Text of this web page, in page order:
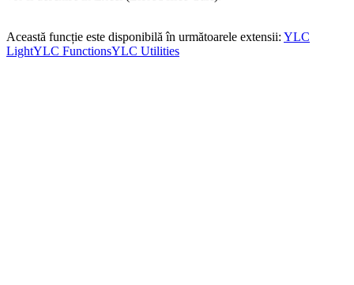
Această funcție este disponibilă în următoarele extensii: YLC
LightYLC FunctionsYLC Utilities